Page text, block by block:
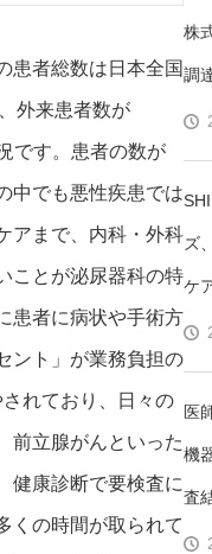
患者総数は日本全国
外来患者数が
です。患者の数が
中でも悪性疾患では
アまで、内科・外科
ことが泌尿器科の特
患者に病状や手術方
ント」が業務負担の
れており、日々の
前立腺がんといった
健康診断で要検査に
くの時間が取られて
株
調
ズ
ケ
医
機
査